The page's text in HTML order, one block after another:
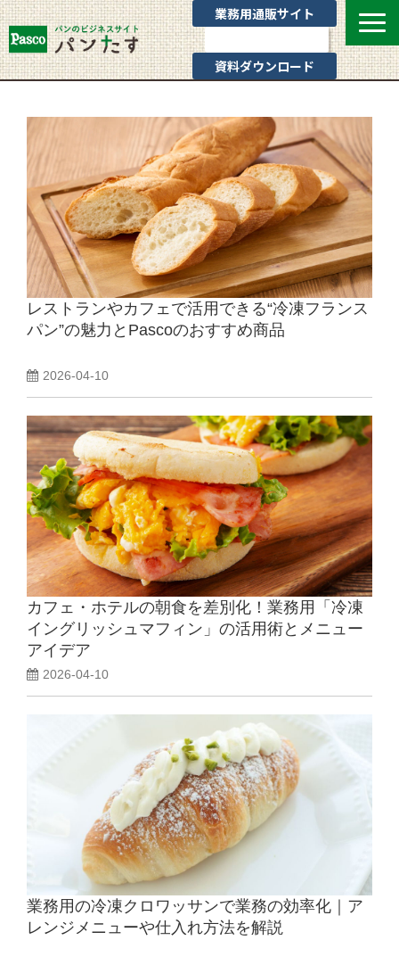
業務用通販サイト
資料ダウンロード
業態別提案
カテゴリ一覧
お役立ちブログ
Pascoのサポート
通販サイトのご案内
よくあるご質問
レストランやカフェで活用できる“冷凍フランス
パン”の魅力とPascoのおすすめ商品
2026-04-10
カフェ・ホテルの朝食を差別化！業務用「冷凍
イングリッシュマフィン」の活用術とメニュー
アイデア
2026-04-10
業務用の冷凍クロワッサンで業務の効率化｜ア
レンジメニューや仕入れ方法を解説